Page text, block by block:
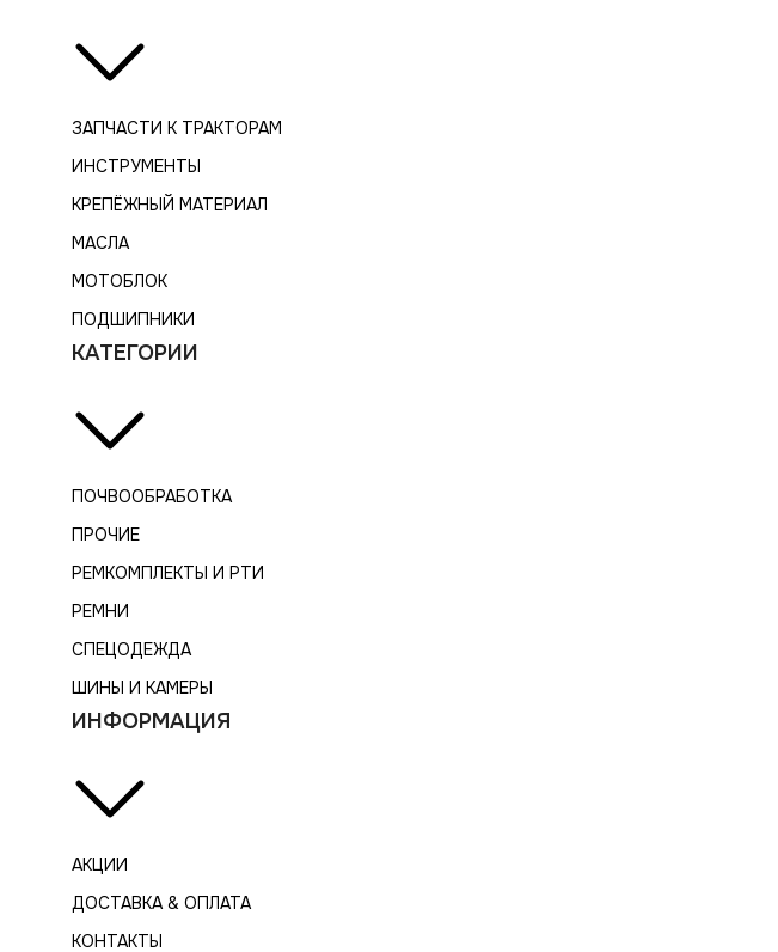
ЗАПЧАСТИ К ТРАКТОРАМ
ИНСТРУМЕНТЫ
КРЕПЁЖНЫЙ МАТЕРИАЛ
МАСЛА
МОТОБЛОК
ПОДШИПНИКИ
КАТЕГОРИИ
ПОЧВООБРАБОТКА
ПРОЧИЕ
РЕМКОМПЛЕКТЫ И РТИ
РЕМНИ
СПЕЦОДЕЖДА
ШИНЫ И КАМЕРЫ
ИНФОРМАЦИЯ
АКЦИИ
ДОСТАВКА & ОПЛАТА
КОНТАКТЫ